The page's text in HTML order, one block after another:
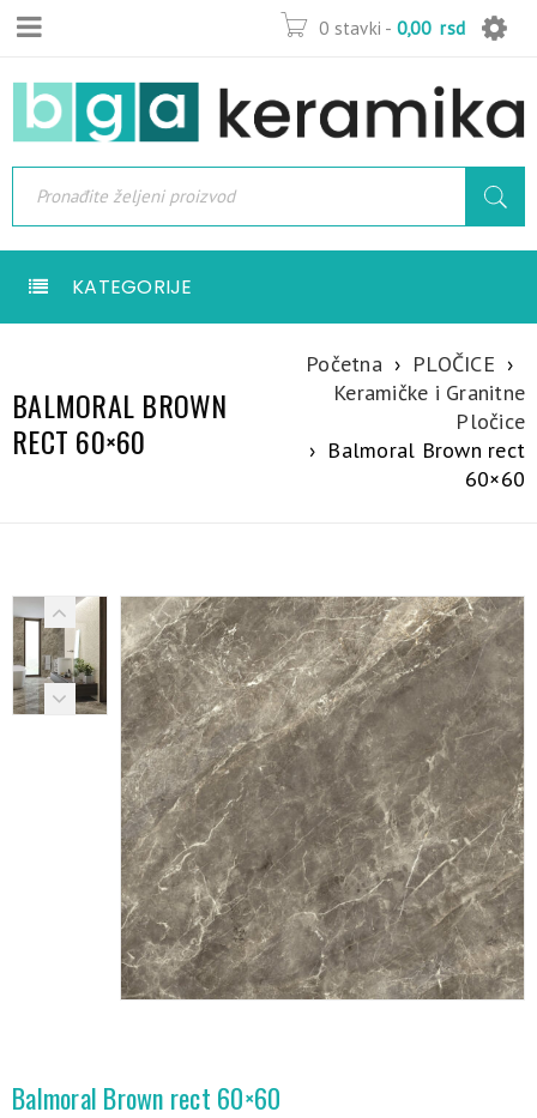
0 stavki - 0,00 rsd
KATEGORIJE
BALMORAL BROWN
RECT 60×60
Početna › PLOČICE ›
Keramičke i Granitne
Pločice
› Balmoral Brown rect
60×60
Balmoral Brown rect 60×60